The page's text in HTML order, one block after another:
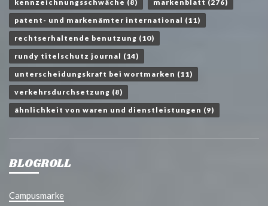
kennzeichnungsschwäche (8) markenblatt (276)
patent- und markenämter international (11)
rechtserhaltende benutzung (10)
rundy titelschutz journal (14)
unterscheidungskraft bei wortmarken (11)
verkehrsdurchsetzung (8)
ähnlichkeit von waren und dienstleistungen (9)
BLOGROLL
Campusmarke